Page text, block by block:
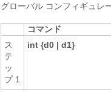
グローバル コンフィギュレ
コマンド
ス
テ
ッ
プ 1
int {d0 | d1}